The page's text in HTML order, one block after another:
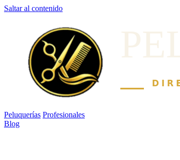
Saltar al contenido
Peluquerías Profesionales
Blog